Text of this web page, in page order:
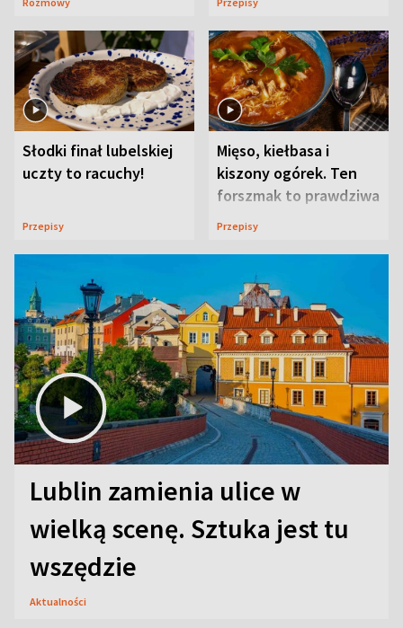
Słodki finał lubelskiej
uczty to racuchy!
Przepisy
Mięso, kiełbasa i
kiszony ogórek. Ten
forszmak to prawdziwa
uczta
Przepisy
Lublin zamienia ulice w
wielką scenę. Sztuka jest tu
wszędzie
Aktualności